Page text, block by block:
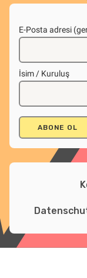
E-Posta adresi
İsim / Kuruluş